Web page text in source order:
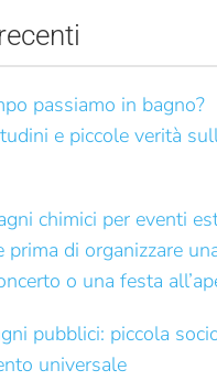
passiamo in bagno?
e piccole verità
chimici per eventi
prima di organizzare
o una festa
pubblici: piccola
universale